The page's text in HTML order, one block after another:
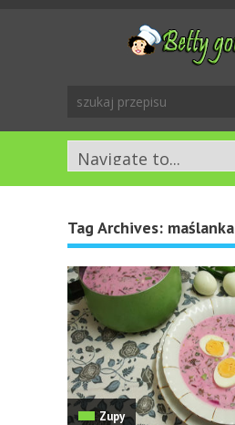
Tag Archives: maślanka
Zupy